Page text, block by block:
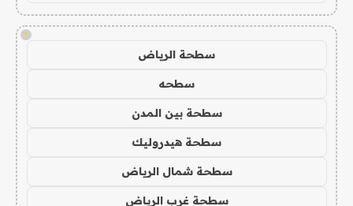
!
سطحة الرياض
سطحه
سطحة بين المدن
سطحة هيدروليك
سطحة شمال الرياض
سطحة غرب الرياض